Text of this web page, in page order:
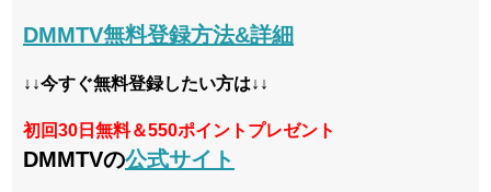
DMMTV無料登録方法&詳細
↓↓今すぐ無料登録したい方は↓↓
初回30日無料＆550ポイントプレゼント
DMMTVの公式サイト